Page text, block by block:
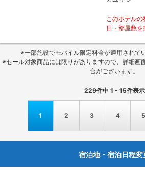
このホテル
日・部屋数
※一部施設でモバイル限定料金が適用されて
※セール対象商品には限りがありますので、詳細画
合がございます。
229件中 1 - 15件表示
1 2 3 4 5
宿泊地・宿泊日程変